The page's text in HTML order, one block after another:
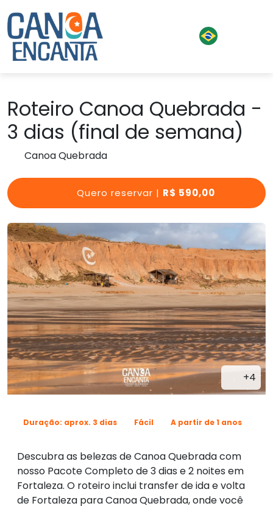
Roteiro Canoa Quebrada -
3 dias (final de semana)
Canoa Quebrada
Quero reservar | R$ 590,00
+4
Duração: aprox. 3 dias Fácil A partir de 1 anos
Descubra as belezas de Canoa Quebrada com
nosso Pacote Completo de 3 dias e 2 noites em
Fortaleza. O roteiro inclui transfer de ida e volta
de Fortaleza para Canoa Quebrada, onde você